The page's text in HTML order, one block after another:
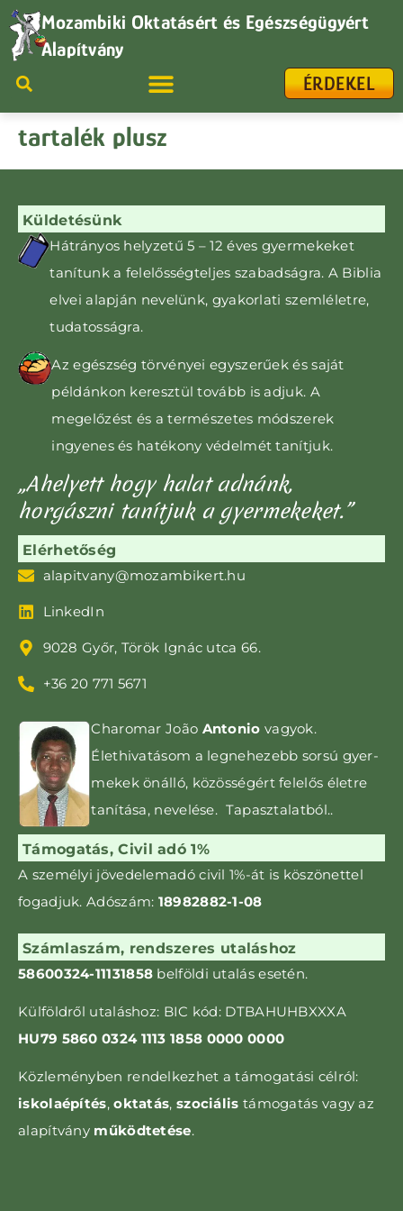
Mozambiki Oktatásért és Egészségügyért
Alapítvány
ÉRDEKEL
tartalék plusz
Küldetésünk
Hátrányos helyzetű 5 – 12 éves gyermekeket
tanítunk a felelősségteljes szabadságra. A Biblia
elvei alapján nevelünk, gyakorlati szemléletre,
tudatosságra.
Az egészség törvényei egyszerűek és saját
példánkon keresztül tovább is adjuk. A
megelőzést és a természetes módszerek
ingyenes és hatékony védelmét tanítjuk.
„Ahelyett hogy halat adnánk,
horgászni tanítjuk a gyermekeket.”
Elérhetőség
alapitvany@mozambikert.hu
LinkedIn
9028 Győr, Török Ignác utca 66.
+36 20 771 5671
Charomar João Antonio vagyok.
Élethivatásom a leg­nehezebb sorsú gyer­­
mekek önálló, közös­ségért felelős életre
tanítása, nevelése. Tapasztalatból..
Támogatás, Civil adó 1%
A személyi jövedelemadó civil 1%-át is kö­szönettel
fogadjuk. Adószám: 18982882-1-08
Számlaszám, rendszeres utaláshoz
58600324-11131858 belföldi utalás esetén.
Külföldről utaláshoz: BIC kód: DTBAHUHBXXXA
HU79 5860 0324 1113 1858 0000 0000
Közleményben rendelkezhet a támogatási célról:
iskolaépítés,oktatás, szociális támogatás vagy az
alapítvány működtetése.